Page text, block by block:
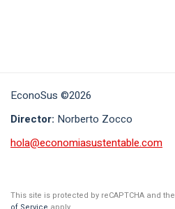
EconoSus ©2026
Director: Norberto Zocco
hola@economiasustentable.com
This site is protected by reCAPTCHA and the